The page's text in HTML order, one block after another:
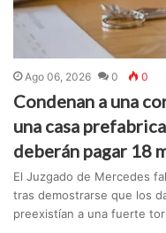
Ago 06, 2026 0 0
Condenan a una
una casa
deberán pagar 18
El Juzgado de Mercedes
tras demostrarse que los
preexistían a una fuerte